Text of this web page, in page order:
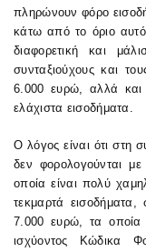
πληρώνουν φόρο
κάτω από το όριο
διαφορετική και
συνταξιούχους και
6.000 ευρώ, αλλά και
ελάχιστα εισοδήματα.
Ο λόγος είναι ότι στη
δεν φορολογούνται
οποία είναι πολύ
τεκμαρτά
7.000 ευρώ, τα οποία
ισχύοντος Κώδικα